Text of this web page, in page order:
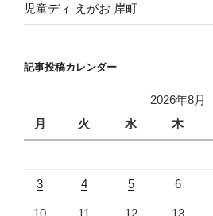
児童ディ えがお 岸町
記事投稿カレンダー
2026年8月
月
火 水 木
3 4 5 6
10 11 12 13